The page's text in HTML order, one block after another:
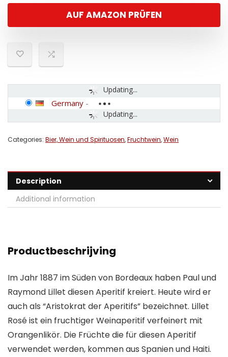
AUF AMAZON PRÜFEN
Updating...
Updating...
Germany -
Categories: Bier, Wein und Spirituosen,Fruchtwein,Wein
Description
Additional information
Productbeschrijving
Im Jahr 1887 im Süden von Bordeaux haben Paul und
Raymond Lillet diesen Aperitif kreiert. Heute wird er
auch als “Aristokrat der Aperitifs” bezeichnet. Lillet
Rosé ist ein fruchtiger Weinaperitif verfeinert mit
Orangenlikör. Die Früchte die für diesen Aperitif
verwendet werden, kommen aus Spanien und Haiti.